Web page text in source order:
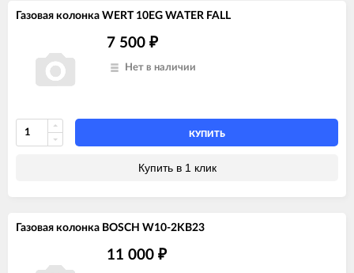
Газовая колонка WERT 10EG WATER FALL
7 500 ₽
Нет в наличии
КУПИТЬ
Купить в 1 клик
Газовая колонка BOSCH W10-2KB23
11 000 ₽